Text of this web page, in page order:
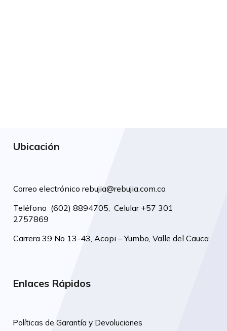
Ubicación
Correo electrónico rebujia@rebujia.com.co
Teléfono (602) 8894705, Celular +57 301
2757869
Carrera 39 No 13-43, Acopi – Yumbo, Valle del Cauca
Enlaces Rápidos
Políticas de Garantía y Devoluciones